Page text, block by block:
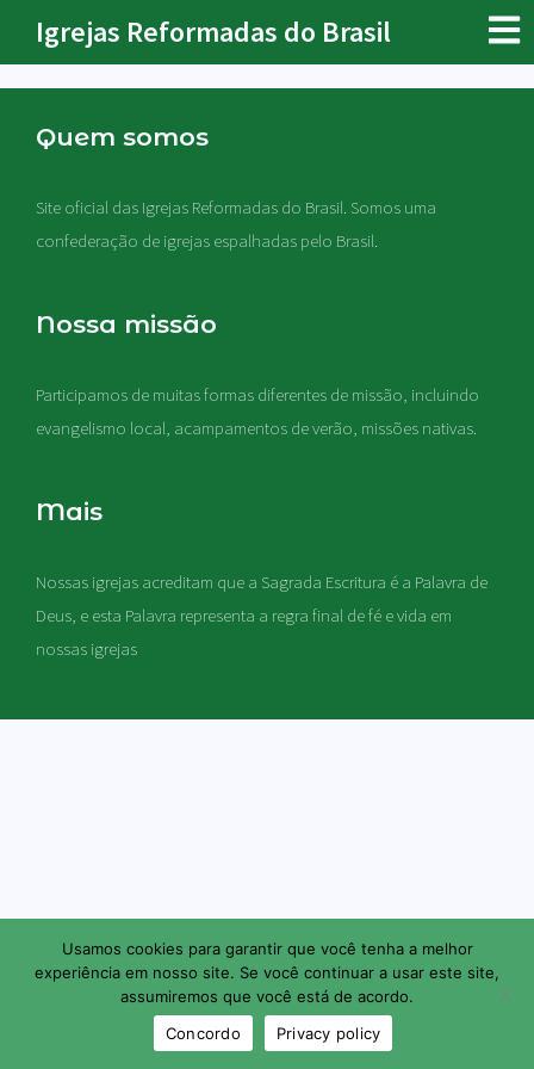
Igrejas Reformadas do Brasil
Quem somos
Site oficial das Igrejas Reformadas do Brasil. Somos uma
confederação de igrejas espalhadas pelo Brasil.
Nossa missão
Participamos de muitas formas diferentes de missão, incluindo
evangelismo local, acampamentos de verão, missões nativas.
Mais
Nossas igrejas acreditam que a Sagrada Escritura é a Palavra de
Deus, e esta Palavra representa a regra final de fé e vida em
nossas igrejas
Usamos cookies para garantir que você tenha a melhor
experiência em nosso site. Se você continuar a usar este site,
assumiremos que você está de acordo.
Concordo
Privacy policy